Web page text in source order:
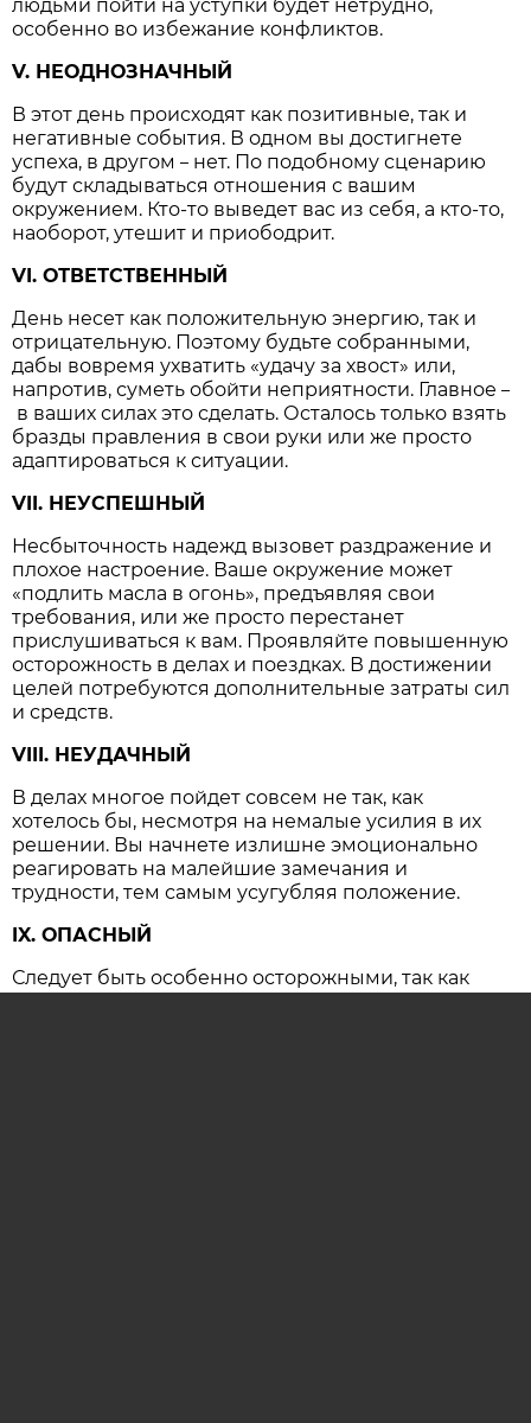
людьми пойти на уступки будет нетрудно,
особенно во избежание конфликтов.
V. НЕОДНОЗНАЧНЫЙ
В этот день происходят как позитивные, так и
негативные события. В одном вы достигнете
успеха, в другом– нет. По подобному сценарию
будут складываться отношения с вашим
окружением. Кто-то выведет вас из себя, а кто-то,
наоборот, утешит и приободрит.
VI. ОТВЕТСТВЕННЫЙ
День несет как положительную энергию, так и
отрицательную. Поэтому будьте собранными,
дабы вовремя ухватить «удачу за хвост» или,
напротив, суметь обойти неприятности. Главное–
в ваших силах это сделать. Осталось только взять
бразды правления в свои руки или же просто
адаптироваться к ситуации.
VII. НЕУСПЕШНЫЙ
Несбыточность надежд вызовет раздражение и
плохое настроение. Ваше окружение может
«подлить масла в огонь», предъявляя свои
требования, или же просто перестанет
прислушиваться к вам. Проявляйте повышенную
осторожность в делах и поездках. В достижении
целей потребуются дополнительные затраты сил
и средств.
VIII. НЕУДАЧНЫЙ
В делах многое пойдет совсем не так, как
хотелось бы, несмотря на немалые усилия в их
решении. Вы начнете излишне эмоционально
реагировать на малейшие замечания и
трудности, тем самым усугубляя положение.
IX. ОПАСНЫЙ
Следует быть особенно осторожными, так как